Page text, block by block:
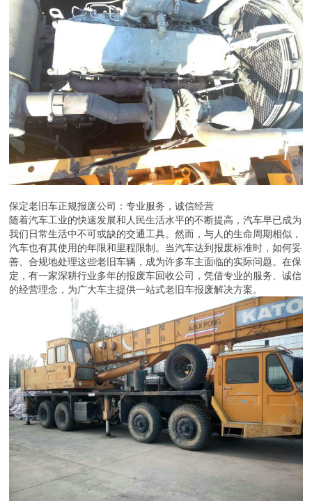
保定老旧车正规报废公司：专业服务，诚信经营
随着汽车工业的快速发展和人民生活水平的不断提高，汽车早已成为
我们日常生活中不可或缺的交通工具。然而，与人的生命周期相似，
汽车也有其使用的年限和里程限制。当汽车达到报废标准时，如何妥
善、合规地处理这些老旧车辆，成为许多车主面临的实际问题。在保
定，有一家深耕行业多年的报废车回收公司，凭借专业的服务、诚信
的经营理念，为广大车主提供一站式老旧车报废解决方案。